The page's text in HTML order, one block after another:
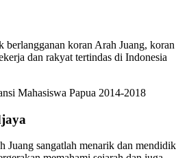
berlangganan koran Arah Juang, koran
dan rakyat tertindas di Indonesia
Mahasiswa Papua 2014-2018
Juang sangatlah menarik dan mendidik